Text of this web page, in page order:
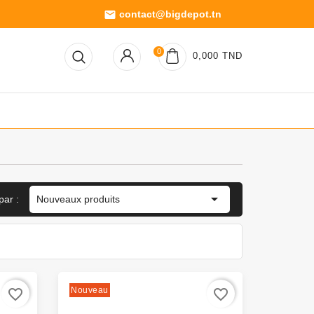
email contact@bigdepot.tn
0 0,000 TND
: Nouveaux produits 
favorite_border Nouveau favorite_border